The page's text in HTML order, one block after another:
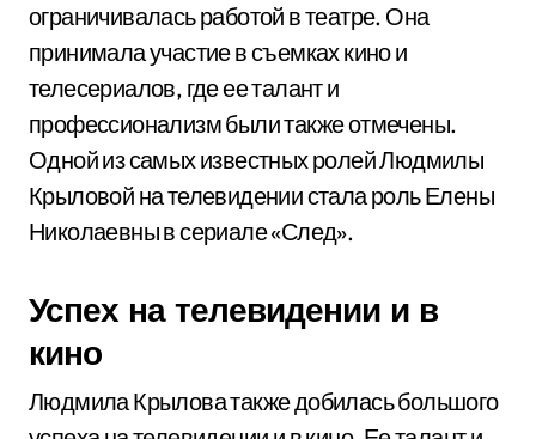
ограничивалась работой в театре. Она
принимала участие в съемках кино и
телесериалов, где ее талант и
профессионализм были также отмечены.
Одной из самых известных ролей Людмилы
Крыловой на телевидении стала роль Елены
Николаевны в сериале «След».
Успех на телевидении и в
кино
Людмила Крылова также добилась большого